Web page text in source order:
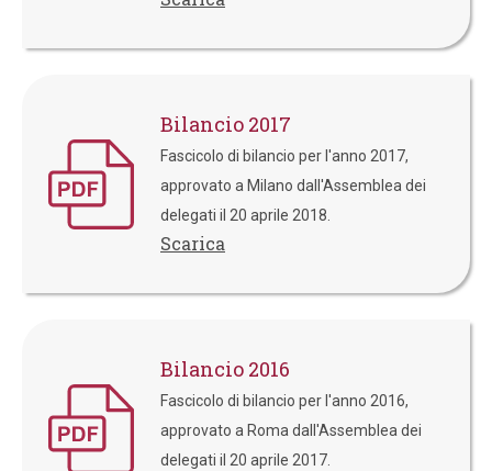
Bilancio 2017
Fascicolo di bilancio per l'anno 2017,
approvato a Milano dall'Assemblea dei
delegati il 20 aprile 2018.
Scarica
Bilancio 2016
Fascicolo di bilancio per l'anno 2016,
approvato a Roma dall'Assemblea dei
delegati il 20 aprile 2017.